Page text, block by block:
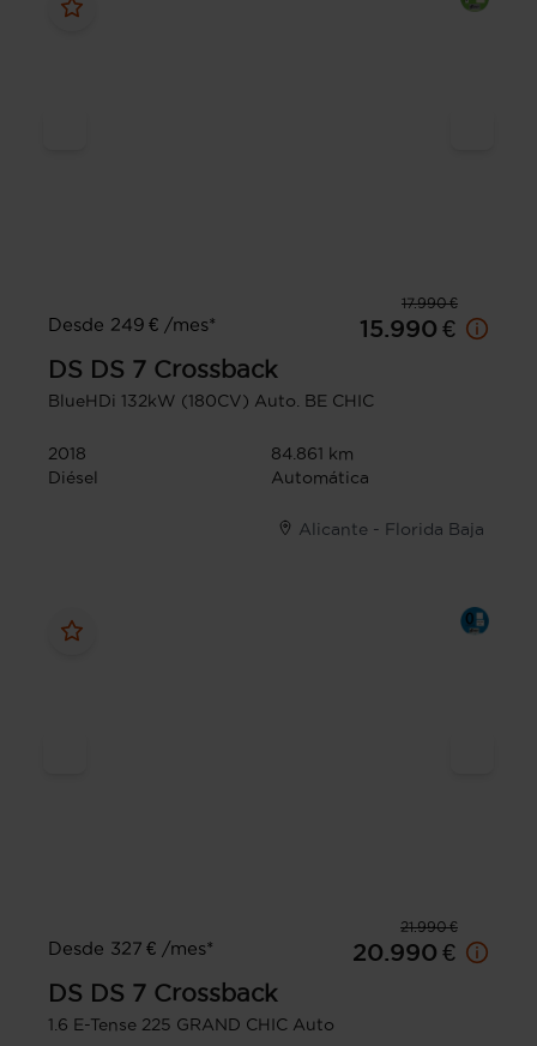
17.990 €
Desde 249 € /mes*
15.990 €
DS DS 7 Crossback
BlueHDi 132kW (180CV) Auto. BE CHIC
2018
84.861 km
Diésel
Automática
Alicante - Florida Baja
21.990 €
Desde 327 € /mes*
20.990 €
DS DS 7 Crossback
1.6 E-Tense 225 GRAND CHIC Auto